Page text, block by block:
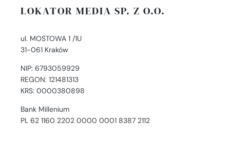
LOKATOR MEDIA SP. Z O.O.
ul. MOSTOWA 1 /1U
31-061 Kraków
NIP: 6793059929
REGON: 121481313
KRS: 0000380898
Bank Millenium
PL 62 1160 2202 0000 0001 8387 2112